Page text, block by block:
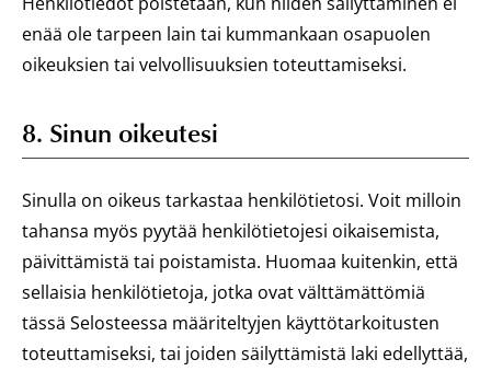
enää ole tarpeen lain tai kummankaan osapuolen
oikeuksien tai velvollisuuksien toteuttamiseksi.
8. Sinun oikeutesi
Sinulla on oikeus tarkastaa henkilötietosi. Voit milloin
tahansa myös pyytää henkilötietojesi oikaisemista,
päivittämistä tai poistamista. Huomaa kuitenkin, että
sellaisia henkilötietoja, jotka ovat välttämättömiä
tässä Selosteessa määriteltyjen käyttötarkoitusten
toteuttamiseksi, tai joiden säilyttämistä laki edellyttää,